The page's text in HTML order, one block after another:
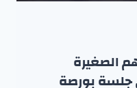
الصغيرة
بورصة